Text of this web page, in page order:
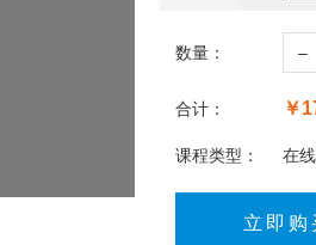
数量： –
合计： ￥
课程类型： 在
立即购